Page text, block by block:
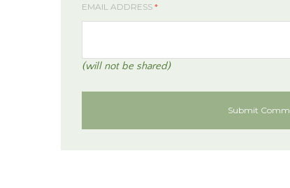
EMAIL ADDRESS *
(will not be shared)